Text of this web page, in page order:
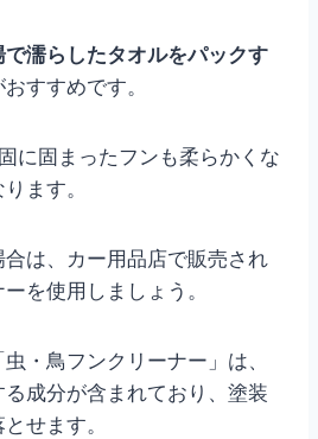
で濡らしたタオルをパックす
すすめです。
に固まったフンも柔らかくな
ます。
は、カー用品店で販売され
を使用しましょう。
・鳥フンクリーナー」は、
成分が含まれており、塗装
せます。